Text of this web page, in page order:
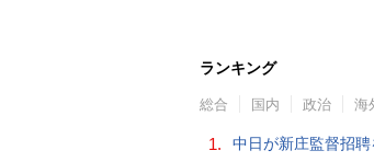
ランキング
総合 国内 政治 海
1. 中日が新庄監督招